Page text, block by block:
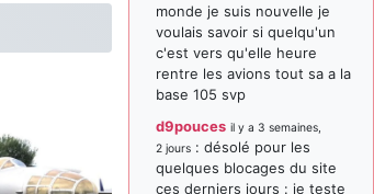
monde je suis nouvelle je
voulais savoir si quelqu'un
c'est vers qu'elle heure
rentre les avions tout sa a la
base 105 svp
d9pouces il y a 3 semaines,
2 jours : désolé pour les
quelques blocages du site
ces derniers jours : je teste